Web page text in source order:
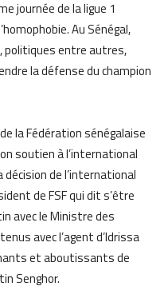
journée de la ligue 1
Au Sénégal,
politiques entre autres,
la défense du champion
la Fédération sénégalaise
soutien à l’international
décision de l’international
de FSF qui dit s’être
avec le Ministre des
avec l’agent d’Idrissa
et aboutissants de
Senghor.